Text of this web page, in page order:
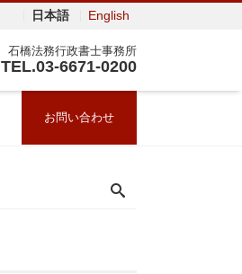
日本語 English
石橋法務行政書士事務所
TEL.03-6671-0200
お問い合わせ